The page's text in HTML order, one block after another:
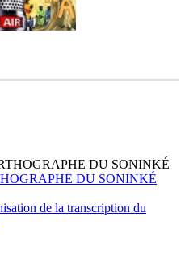
DU SONINKÉ
de la transcription du